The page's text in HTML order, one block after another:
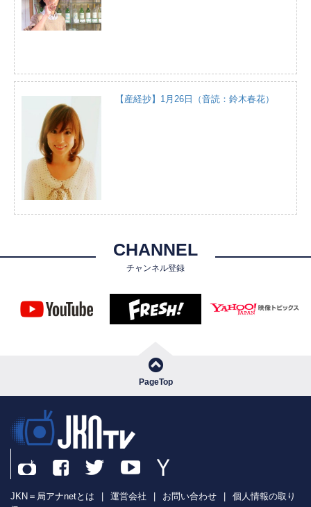
【産経抄】1月26日（音読：鈴木春花）
CHANNEL
チャンネル登録
PageTop
JKN＝局アナnetとは 運営会社 お問い合わせ
個人情報の取り